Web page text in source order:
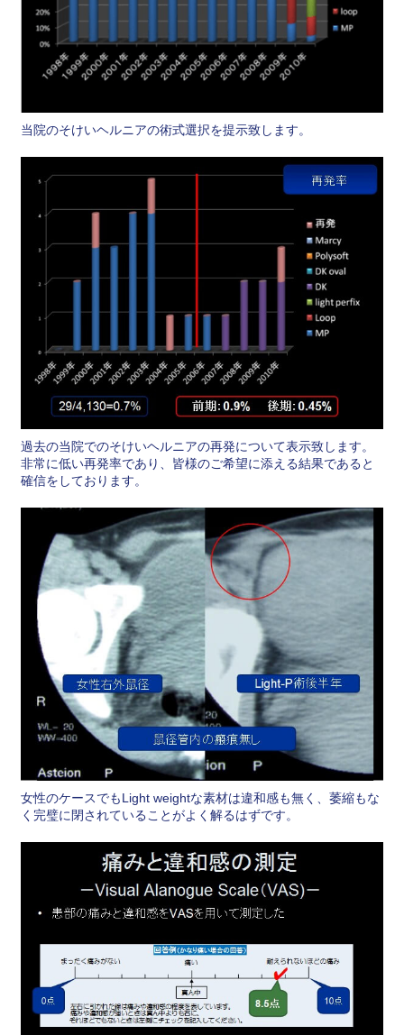
当院のそけいヘルニアの術式選択を提示致します。
過去の当院でのそけいヘルニアの再発について表示致します。
非常に低い再発率であり、皆様のご希望に添える結果であると
確信をしております。
女性のケースでもLight weightな素材は違和感も無く、萎縮もな
く完璧に閉されていることがよく解るはずです。